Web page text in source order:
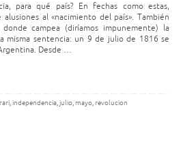
para qué país? En fechas como estas,
al «nacimiento del país». También
campea (diríamos impunemente) la
misma sentencia: un 9 de julio de 1816 se
Desde …
,independencia,julio, mayo, revolucion